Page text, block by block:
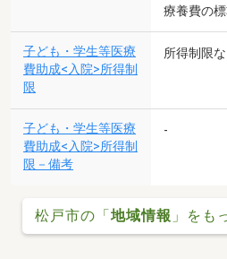
療養費の
子ども・学生等医療
費助成<入院>所得制
限
所得制限
子ども・学生等医療
費助成<入院>所得制
限－備考
-
松戸市の「地域情報 」をも